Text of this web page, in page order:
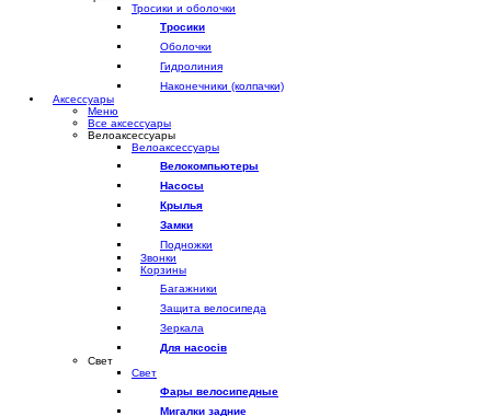
Тросики и оболочки
Тросики
Оболочки
Гидролиния
Наконечники (колпачки)
Аксессуары
Меню
Все аксессуары
Велоаксессуары
Велоаксессуары
Велокомпьютеры
Насосы
Крылья
Замки
Подножки
Звонки
Корзины
Багажники
Защита велосипеда
Зеркала
Для насосів
Свет
Свет
Фары велосипедные
Мигалки задние